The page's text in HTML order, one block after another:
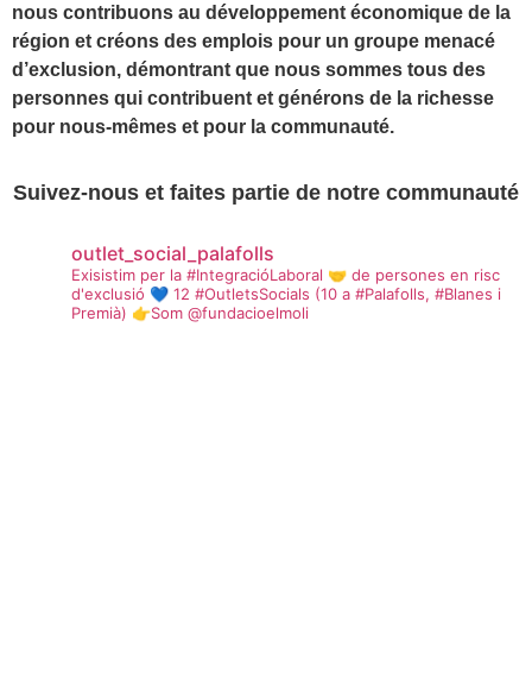
nous contribuons au développement économique de la
région et créons des emplois pour un groupe menacé
d’exclusion, démontrant que nous sommes tous des
personnes qui contribuent et générons de la richesse
pour nous-mêmes et pour la communauté.
Suivez-nous et faites partie de notre communauté
outlet_social_palafolls
Exisistim per la #IntegracióLaboral 🤝 de persones en risc
d'exclusió 💙 12 #OutletsSocials (10 a #Palafolls, #Blanes i
Premià) 👉Som @fundacioelmoli